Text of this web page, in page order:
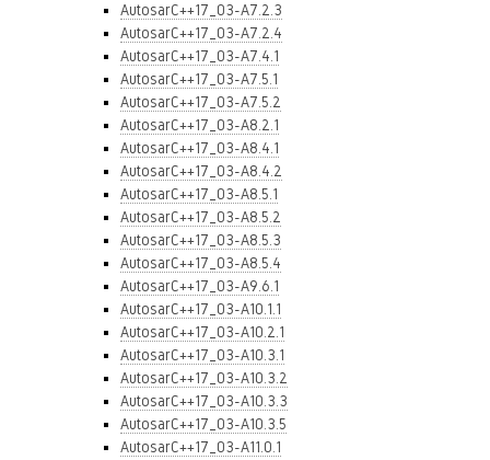
AutosarC++17_03-A7.2.3
AutosarC++17_03-A7.2.4
AutosarC++17_03-A7.4.1
AutosarC++17_03-A7.5.1
AutosarC++17_03-A7.5.2
AutosarC++17_03-A8.2.1
AutosarC++17_03-A8.4.1
AutosarC++17_03-A8.4.2
AutosarC++17_03-A8.5.1
AutosarC++17_03-A8.5.2
AutosarC++17_03-A8.5.3
AutosarC++17_03-A8.5.4
AutosarC++17_03-A9.6.1
AutosarC++17_03-A10.1.1
AutosarC++17_03-A10.2.1
AutosarC++17_03-A10.3.1
AutosarC++17_03-A10.3.2
AutosarC++17_03-A10.3.3
AutosarC++17_03-A10.3.5
AutosarC++17_03-A11.0.1